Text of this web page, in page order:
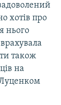
хотів про
нього
також
на